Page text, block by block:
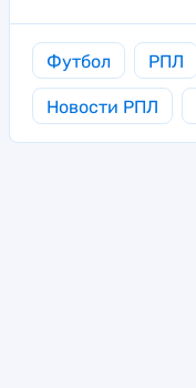
Футбол РПЛ
Новости РПЛ